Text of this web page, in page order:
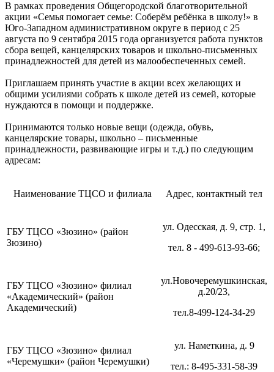
В рамках проведения Общегородской благотворительной
акции «Семья помогает семье: Соберём ребёнка в школу!» в
Юго-Западном административном округе в период с 25
августа по 9 сентября 2015 года организуется работа пунктов
сбора вещей, канцелярских товаров и школьно-письменных
принадлежностей для детей из малообеспеченных семей.
Приглашаем принять участие в акции всех желающих и
общими усилиями собрать к школе детей из семей, которые
нуждаются в помощи и поддержке.
Принимаются только новые вещи (одежда, обувь,
канцелярские товары, школьно – письменные
принадлежности, развивающие игры и т.д.) по следующим
адресам:
Наименование ТЦСО и филиала Адрес, контактный тел
ГБУ ТЦСО «Зюзино» (район
Зюзино)
ул. Одесская, д. 9, стр. 1,
тел. 8 - 499-613-93-66;
ГБУ ТЦСО «Зюзино» филиал
«Академический» (район
Академический)
ул.Новочеремушкинская,
д.20/23,
тел.8-499-124-34-29
ГБУ ТЦСО «Зюзино» филиал
«Черемушки» (район Черемушки)
ул. Наметкина, д. 9
тел.: 8-495-331-58-39